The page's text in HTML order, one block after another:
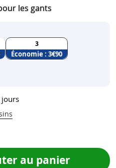
les gants
3
Économie : 3€90
jours
au panier